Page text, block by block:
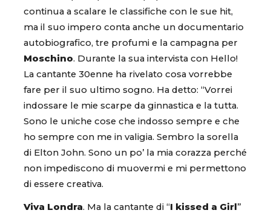
continua a scalare le classifiche con le sue hit,
ma il suo impero conta anche un documentario
autobiografico, tre profumi e la campagna per
Moschino. Durante la sua intervista con Hello!
La cantante 30enne ha rivelato cosa vorrebbe
fare per il suo ultimo sogno. Ha detto: “Vorrei
indossare le mie scarpe da ginnastica e la tutta.
Sono le uniche cose che indosso sempre e che
ho sempre con me in valigia. Sembro la sorella
di Elton John. Sono un po’ la mia corazza perché
non impediscono di muovermi e mi permettono
di essere creativa.
Viva Londra. Ma la cantante di “I kissed a Girl”